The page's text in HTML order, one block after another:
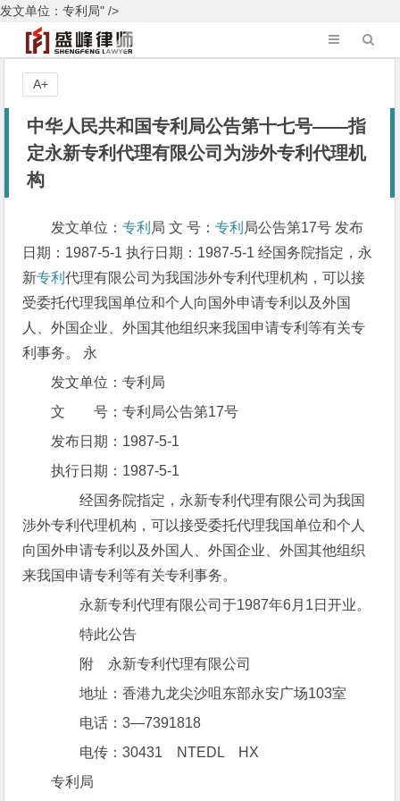
发文单位：专利局" />
中华人民共和国专利局公告第十七号——指
定永新专利代理有限公司为涉外专利代理机
构
发文单位：专利 局 文 号：专利 局公告第17号 发布
日期：1987-5-1 执行日期：1987-5-1 经国务院指定，永
新专利代理有限公司为我国涉外专利代理机构，可以接
受委托代理我国单位和个人向国外申请专利以及外国
人、外国企业、外国其他组织来我国申请专利等有关专
利事务。 永
发文单位：专利局
文 号：专利局公告第17号
发布日期：1987-5-1
执行日期：1987-5-1
经国务院指定，永新专利代理有限公司为我国
涉外专利代理机构，可以接受委托代理我国单位和个人
向国外申请专利以及外国人、外国企业、外国其他组织
来我国申请专利等有关专利事务。
永新专利代理有限公司于1987年6月1日开业。
特此公告
附 永新专利代理有限公司
地址：香港九龙尖沙咀东部永安广场103室
电话：3—7391818
电传：30431 NTEDL HX
专利局
A+